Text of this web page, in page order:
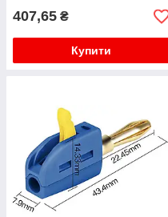
407,65 ₴
Купити